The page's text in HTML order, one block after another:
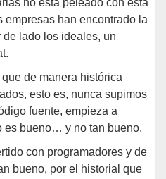
no está peleado con ésta
empresas han encontrado la
lado los ideales, un
de manera histórica
esto es, nunca supimos
fuente, empieza a
es bueno… y no tan bueno.
con programadores y de
bueno, por el historial que